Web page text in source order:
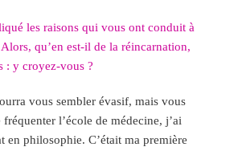
les raisons qui vous ont conduit à
qu’en est-il de la réincarnation,
: y croyez-vous ?
vous sembler évasif, mais vous
fréquenter l’école de médecine, j’ai
en philosophie. C’était ma première